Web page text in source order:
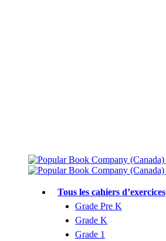
Tous les cahiers d’exercices
Grade Pre K
Grade K
Grade 1